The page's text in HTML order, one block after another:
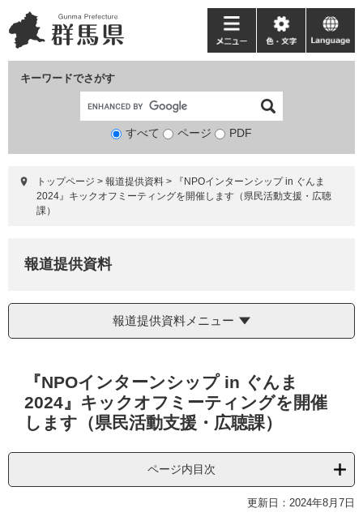
ー
ジ
ニ
ュ
て
キーワードでさがす
検
象
すべて ページ PDF
メ
ニ
ー
色・
文
language
トップページ > 報道提供資料 >
『NPOインターンシップ in ぐんま
2024』キックオフミーティングを開催します（県民活動支援・広聴
課）
報道提供資料
報道提供資料メニュー
『NPOインターンシップ in ぐんま
2024』キックオフミーティングを開催
します（県民活動支援・広聴課）
ページ内目次
更新日：2024年8月7日